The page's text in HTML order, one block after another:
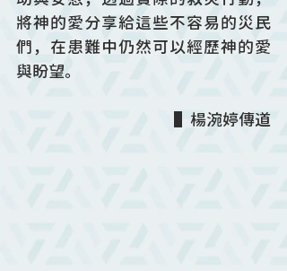
將神的愛分享給這些不容易的災民
們，在患難中仍然可以經歷神的愛
與盼望。
▌楊涴婷傳道